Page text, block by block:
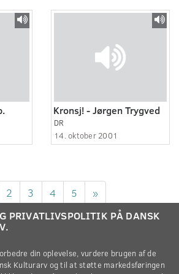
Kronsj! - Jørgen Trygved
DR
14. oktober 2001
2 3 4 5
»
PRIVATLIVSPOLITIK PÅ DANSK
din oplevelse, vurdere brugen af de
Kulturarv og til at støtte markedsføringen